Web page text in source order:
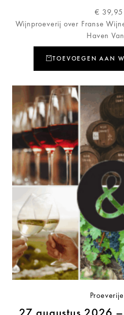
€ 39,95
Wijnproeverij over Franse
Haven
TOEVOEGEN AAN